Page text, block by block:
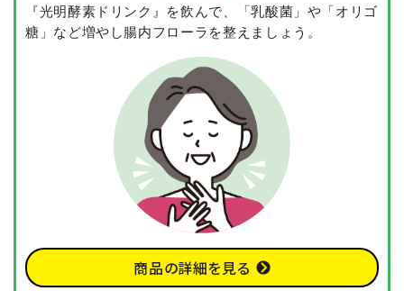
『光明酵素ドリンク』を飲んで、「乳酸菌」や「オリゴ
糖」など増やし腸内フローラを整えましょう。
商品の詳細を見る